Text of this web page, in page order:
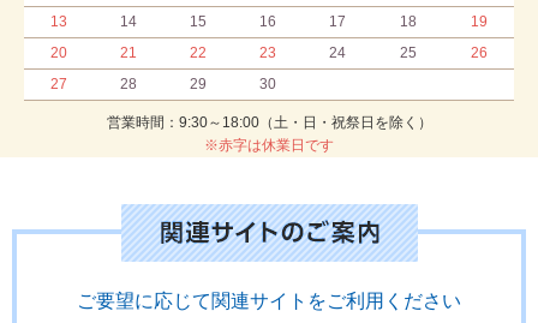
13
14 15 16 17 18
19
20
21 22 23 24 25
26
27
28 29 30
営業時間：9:30～18:00（土・日・祝祭日を除く）
※赤字は休業日です
ご要望に応じて関連サイトをご利用ください